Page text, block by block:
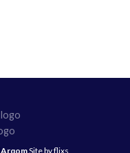
ArqomSite by flixs